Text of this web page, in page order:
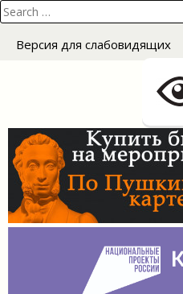
Search
for:
Версия для слабовидящих